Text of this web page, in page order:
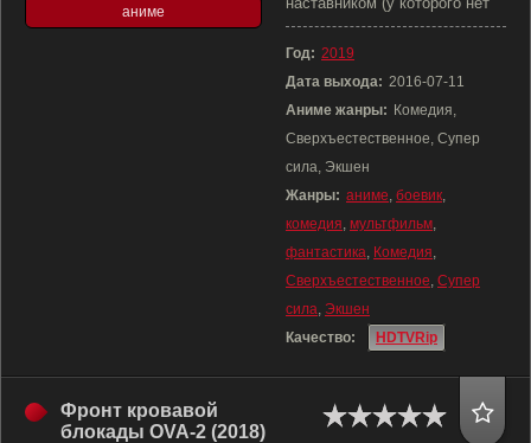
аниме
Год: 2019
Дата выхода: 2016-07-11
Аниме жанры: Комедия,
Сверхъестественное, Супер
сила, Экшен
Жанры: аниме, боевик,
комедия, мультфильм,
фантастика, Комедия,
Сверхъестественное, Супер
сила, Экшен
Качество:
HDTVRip
Фронт кровавой
блокады OVA-2 (2018)